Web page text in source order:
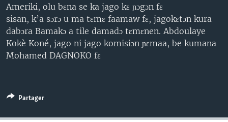
Ameriki, olu bɛna se ka jago kɛ ɲɔgɔn fɛ
sisan, k’a sɔrɔ u ma tɛmɛ faamaw fɛ, jagokɛtɔn kura
dabɔra Bamakɔ a tile damadɔ tɛmɛnen. Abdoulaye
Kokè Koné, jago ni jago komisiɔn ɲɛmaa, be kumana
Mohamed DAGNOKO fɛ
Partager